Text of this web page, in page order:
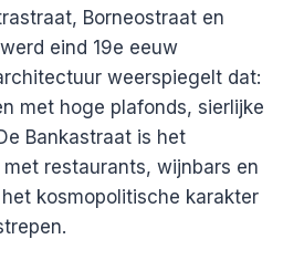
Borneostraat en
eind 19e eeuw
weerspiegelt dat:
met hoge plafonds, sierlijke
Bankastraat is het
restaurants, wijnbars en
kosmopolitische karakter